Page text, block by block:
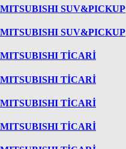
MITSUBISHI SUV&PICKUP
MITSUBISHI SUV&PICKUP
MITSUBISHI TİCARİ
MITSUBISHI TİCARİ
MITSUBISHI TİCARİ
MITSUBISHI TİCARİ